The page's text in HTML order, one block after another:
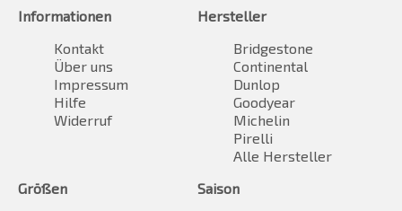
Informationen
Kontakt
Über uns
Impressum
Hilfe
Widerruf
Hersteller
Bridgestone
Continental
Dunlop
Goodyear
Michelin
Pirelli
Alle Hersteller
Größen
Saison